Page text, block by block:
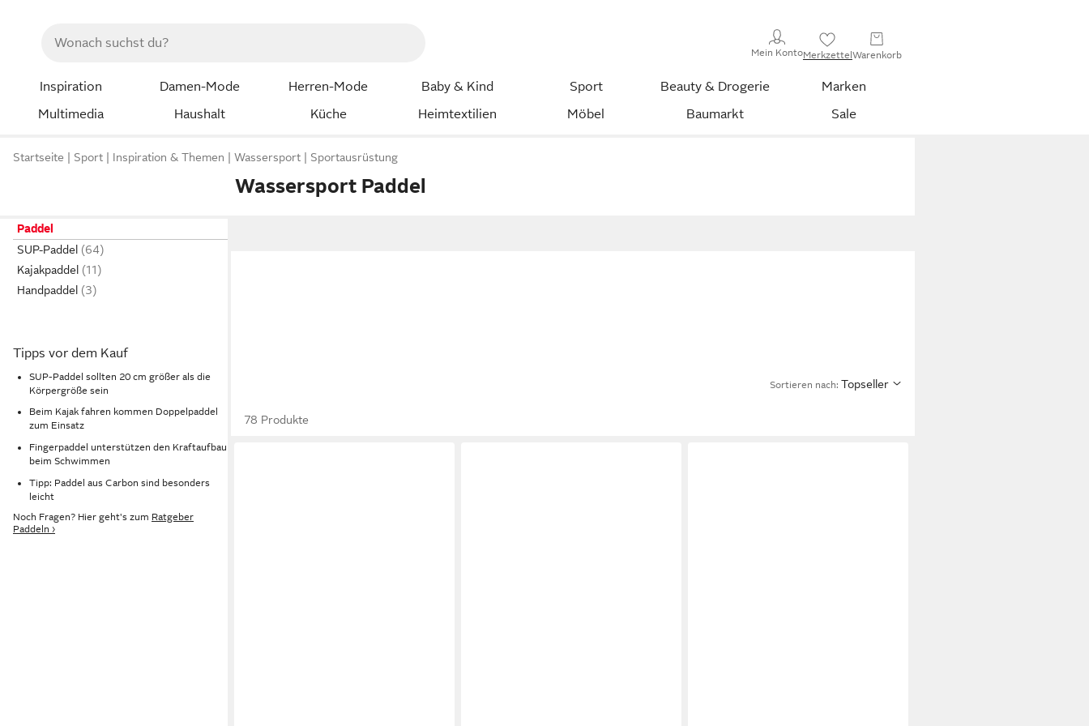
Mein KontoMerkzettelWarenkorb
Inspiration Damen-Mode Herren-Mode Baby & Kind Sport Beauty & Drogerie
Marken
Multimedia
Haushalt Küche Heimtextilien Möbel Baumarkt Sale
Startseite Sport Inspiration & Themen Wassersport Sportausrüstung
Wassersport Paddel
Paddel
SUP-Paddel
Kajakpaddel
Handpaddel
Tipps vor dem Kauf
SUP-Paddel sollten 20 cm größer als die
Körpergröße sein
Beim Kajak fahren kommen Doppelpaddel
zum Einsatz
Fingerpaddel unterstützen den Kraftaufbau
beim Schwimmen
Tipp: Paddel aus Carbon sind besonders
leicht
Noch Fragen? Hier geht's zum Ratgeber
Paddeln ›
Sortieren nach: Topseller
78 Produkte